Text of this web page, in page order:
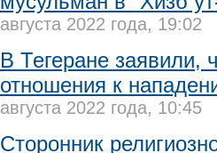
августа 2022 года, 19:02
В Тегеране заявили,
отношения к
августа 2022 года, 10:45
Сторонник